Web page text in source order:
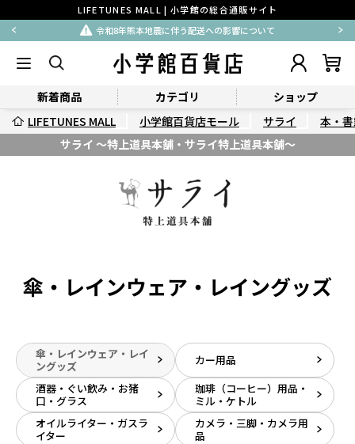
LIFETUNES MALL | 小学館の総合通販サイト
令和8年熊本地震に伴う配送への影響について
新着商品 カテゴリ
ショップ
LIFETUNES MALL
小学館百貨店モール サライ
本・
サライ ～特上道具本舗・サライ特上道具本舗～
傘・レインウェア・レイングッズ
傘・レインウェア・レイ
ングッズ
カー用品
酒器・ぐい飲み・お猪
口・グラス
珈琲（コーヒー）用品・
ミル・ケトル
オイルライター・ガスラ
イター
カメラ・三脚・カメラ用
品